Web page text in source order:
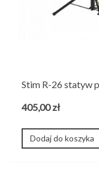
Stim R-26 statyw
405,00 zł
Dodaj do koszyka